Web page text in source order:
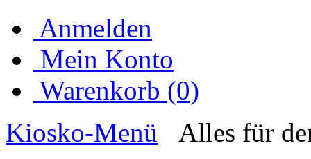
Anmelden
Mein Konto
Warenkorb (0)
Kiosko-Menü
Alles für